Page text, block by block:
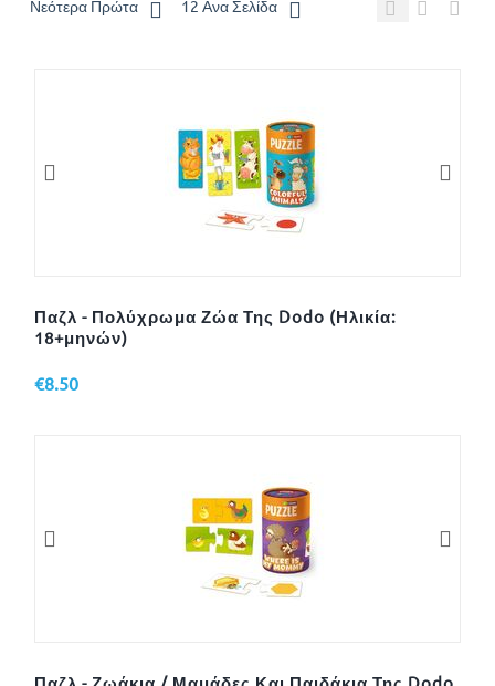
Νεότερα Πρώτα 12 Ανα Σελίδα
Παζλ - Πολύχρωμα Ζώα Της Dodo (Ηλικία:
18+μηνών)
€8.50